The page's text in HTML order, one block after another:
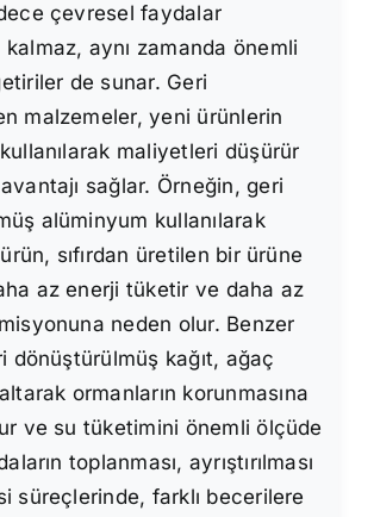
çevresel faydalar
aynı zamanda önemli
de sunar. Geri
malzemeler, yeni ürünlerin
maliyetleri düşürür
sağlar. Örneğin, geri
alüminyum kullanılarak
sıfırdan üretilen bir ürüne
az enerji tüketir ve daha az
neden olur. Benzer
dönüştürülmüş kağıt, ağaç
ormanların korunmasına
ve su tüketimini önemli ölçüde
toplanması, ayrıştırılması
süreçlerinde, farklı becerilere